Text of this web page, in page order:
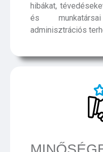
hibákat,
és
adminisztrációs